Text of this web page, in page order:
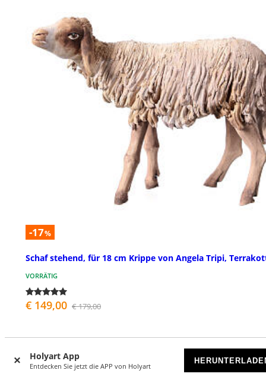
Holyart App
Entdecken Sie jetzt die APP von Holyart
-17%
Schaf stehend, für 18 cm Krippe von Angela Tripi,
VORRÄTIG
€ 149,00 € 179,00